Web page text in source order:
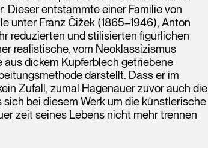
Dieser entstammte einer Familie von
unter Franz Čižek (1865–1946), Anton
reduzierten und stilisierten figürlichen
realistische, vom Neoklassizismus
dickem Kupferblech getriebene
darstellt. Dass er im
Zufall, zumal Hagenauer zuvor auch die
bei diesem Werk um die künstlerische
zeit seines Lebens nicht mehr trennen